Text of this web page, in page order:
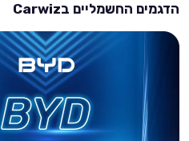
הדגמים החשמליים בCarwiz